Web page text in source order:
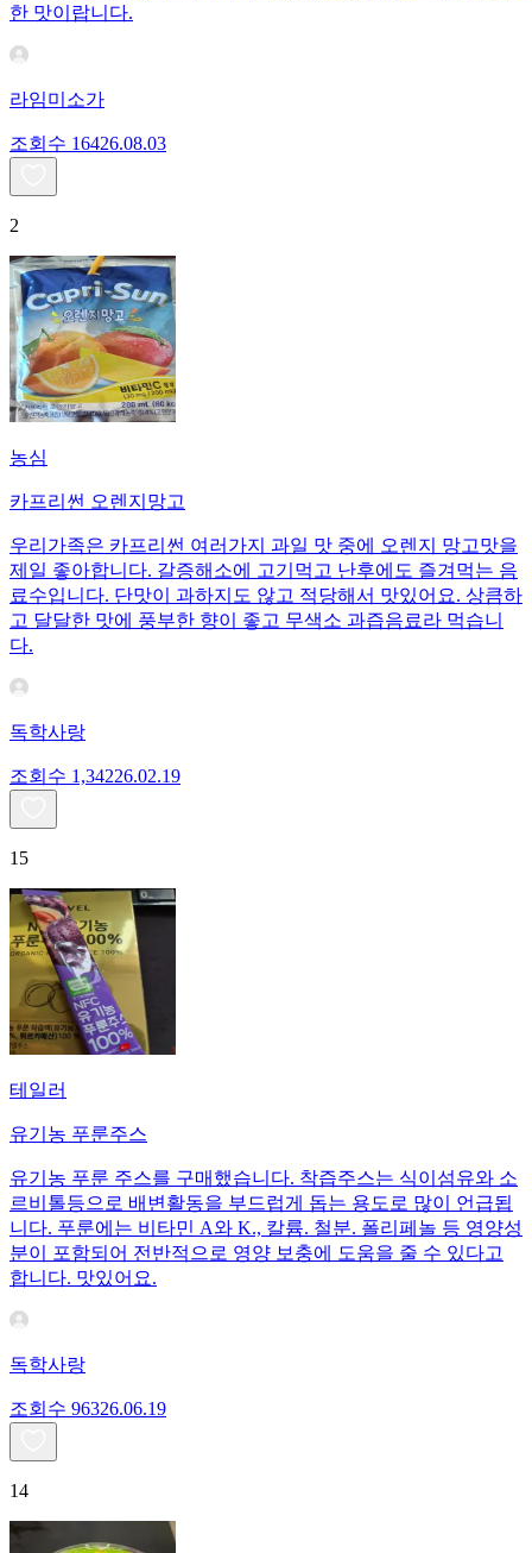
한 맛이랍니다.
라임미소가
조회수 16426.08.03
2
농심
카프리썬 오렌지망고
우리가족은 카프리썬 여러가지 과일 맛 중에 오렌지 망고맛을
제일 좋아합니다. 갈증해소에 고기먹고 난후에도 즐겨먹는 음
료수입니다. 단맛이 과하지도 않고 적당해서 맛있어요. 상큼하
고 달달한 맛에 풍부한 향이 좋고 무색소 과즙음료라 먹습니
다.
독학사랑
조회수 1,34226.02.19
15
테일러
유기농 푸룬주스
유기농 푸룬 주스를 구매했습니다. 착즙주스는 식이섬유와 소
르비톨등으로 배변활동을 부드럽게 돕는 용도로 많이 언급됩
니다. 푸룬에는 비타민 A와 K., 칼륨. 철분. 폴리페놀 등 영양성
분이 포함되어 전반적으로 영양 보충에 도움을 줄 수 있다고
합니다. 맛있어요.
독학사랑
조회수 96326.06.19
14